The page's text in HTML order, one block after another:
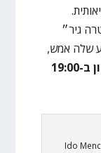
גיר״
שלה אמש,
19:00
Ido